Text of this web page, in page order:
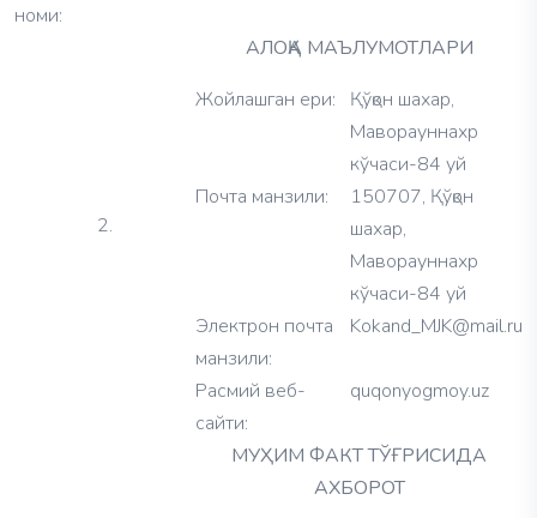
номи:
2.
АЛОҚА МАЪЛУМОТЛАРИ
Жойлашган ери:
Қўқон шахар,
Маворауннахр
кўчаси-84 уй
Почта манзили:
150707, Қўқон
шахар,
Маворауннахр
кўчаси-84 уй
Электрон почта
манзили:
Kokand_MJK@mail.ru
Расмий веб-
сайти:
quqonyogmoy.uz
МУҲИМ ФАКТ ТЎҒРИСИДА
АХБОРОТ